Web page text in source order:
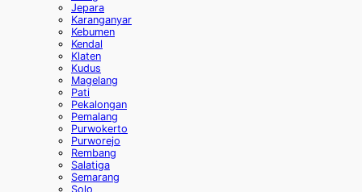
Jepara
Karanganyar
Kebumen
Kendal
Klaten
Kudus
Magelang
Pati
Pekalongan
Pemalang
Purwokerto
Purworejo
Rembang
Salatiga
Semarang
Solo